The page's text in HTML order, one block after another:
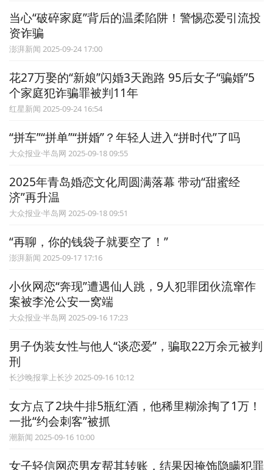
当心“破碎家庭”背后的温柔陷阱！警惕恋爱引流投
资诈骗
澎湃新闻 2025-09-24 17:00
花27万娶的“新娘”闪婚3天跑路 95后女子“骗婚”5
个家庭犯诈骗罪被判11年
红星新闻 2025-09-24 16:54
“拼车”“拼单”“拼婚”？年轻人进入“拼时代”了吗
大众报业·半岛网 2025-09-18 09:55
2025年青岛婚恋文化周圆满落幕 带动“甜蜜经
济”再升温
大众报业·半岛网 2025-09-18 09:51
“再聊，你的钱袋子就要空了！”
澎湃新闻 2025-09-17 17:16
小伙网恋“奔现”遭遇仙人跳，9人犯罪团伙流窜作
案被李沧公安一窝端
大众报业·半岛网 2025-09-16 17:23
男子伪装女性与他人“谈恋爱”，骗取22万余元被判
刑
长沙晚报掌上长沙 2025-09-16 10:12
女方点了2块牛排5瓶红酒，他稀里糊涂掏了1万！
一批“约会刺客”被抓
潮新闻 2025-09-16 10:00
女子轻信网恋男友帮其转账，结果因掩饰隐瞒犯罪